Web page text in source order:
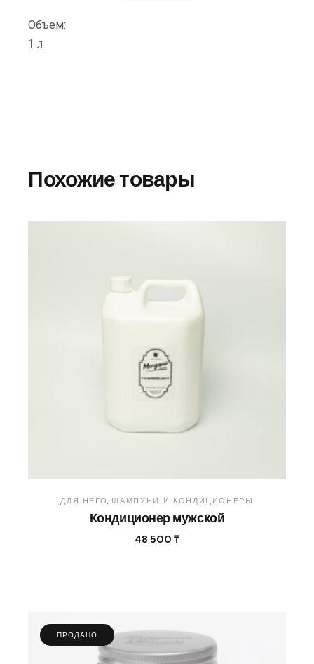
Объем:
1 л
Похожие товары
ДЛЯ НЕГО ШАМПУНИ И КОНДИЦИОНЕРЫ
Кондиционер мужской
48 500 ₸
ПРОДАНО